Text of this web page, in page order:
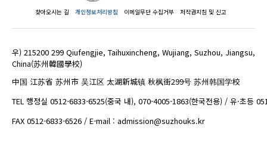
찾아오시는 길 개인정보처리방침 이메일무단 수집거부 저작권지침 및 신고
우) 215200 299 Qiufengjie, Taihuxincheng, Wujiang, Suzhou, Jiangsu,
China(苏州韓國學校)
中国 江苏省 苏州市 吴江区 太湖新城镇 秋枫街299号 苏州韩国学校
TEL 행정실 0512-6833-6525(중국 내), 070-4005-1863(한국전용) / 유·초등
FAX 0512-6833-6526 / E-mail : admission@suzhouks.kr